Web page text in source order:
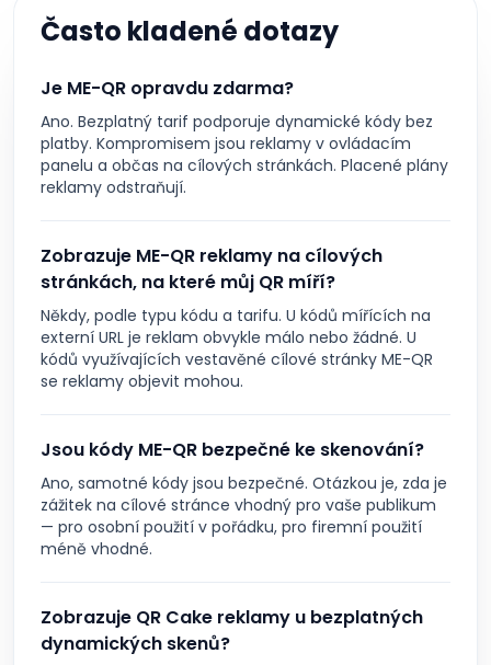
Často kladené dotazy
Je ME-QR opravdu zdarma?
Ano. Bezplatný tarif podporuje dynamické kódy bez
platby. Kompromisem jsou reklamy v ovládacím
panelu a občas na cílových stránkách. Placené plány
reklamy odstraňují.
Zobrazuje ME-QR reklamy na cílových
stránkách, na které můj QR míří?
Někdy, podle typu kódu a tarifu. U kódů mířících na
externí URL je reklam obvykle málo nebo žádné. U
kódů využívajících vestavěné cílové stránky ME-QR
se reklamy objevit mohou.
Jsou kódy ME-QR bezpečné ke skenování?
Ano, samotné kódy jsou bezpečné. Otázkou je, zda je
zážitek na cílové stránce vhodný pro vaše publikum
— pro osobní použití v pořádku, pro firemní použití
méně vhodné.
Zobrazuje QR Cake reklamy u bezplatných
dynamických skenů?